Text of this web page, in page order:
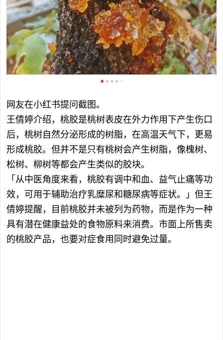
网友在小红书提问截图。
王倩婷介绍，桃胶是桃树表皮在外力作用下产生伤口
后，桃树自然分泌形成的树脂，在高温天气下，更易
形成桃胶。但并不是只有桃树会产生树脂，像槐树、
松树、柳树等都会产生类似的胶块。
「从中医角度来看，桃胶有调中和血、益气止痛等功
效，可用于辅助治疗乳糜尿和糖尿病等症状。」但王
倩婷提醒，目前桃胶并未被列为药物，而是作为一种
具有潜在健康益处的食物原料来消费。市面上所售卖
的桃胶产品，也要对症食用同时避免过量。